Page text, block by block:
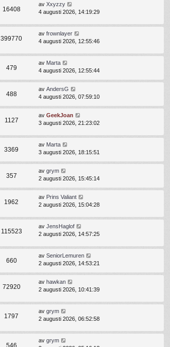
16408
av Xxyzzy
4 augusti 2026, 14:19:29
399770
av frownlayer
4 augusti 2026, 12:55:46
479
av Marta
4 augusti 2026, 12:55:44
488
av AndersG
4 augusti 2026, 07:59:10
1127
av GeekJoan
3 augusti 2026, 21:23:02
3369
av Marta
3 augusti 2026, 18:15:51
357
av grym
2 augusti 2026, 15:45:14
1962
av Prins Valiant
2 augusti 2026, 15:04:28
115523
av JensHaglof
2 augusti 2026, 14:57:25
660
av SeniorLemuren
2 augusti 2026, 14:53:21
72920
av hawkan
2 augusti 2026, 10:41:39
1797
av grym
2 augusti 2026, 06:52:58
av grym